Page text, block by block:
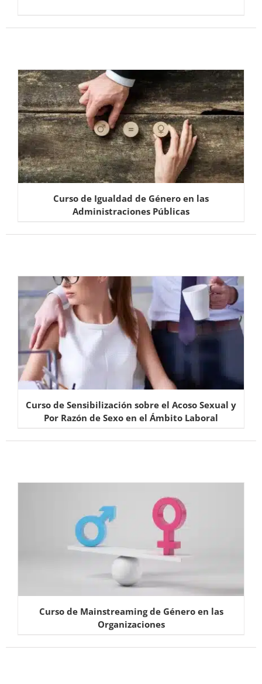
Curso de Igualdad de Género en las
Administraciones Públicas
Curso de Sensibilización sobre el Acoso Sexual y
Por Razón de Sexo en el Ámbito Laboral
Curso de Mainstreaming de Género en las
Organizaciones